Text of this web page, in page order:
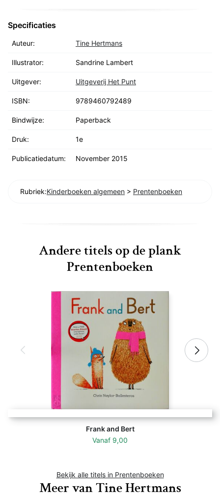
Specificaties
Auteur: Tine Hertmans
Illustrator: Sandrine Lambert
Uitgever: Uitgeverij Het Punt
ISBN: 9789460792489
Bindwijze: Paperback
Druk: 1e
Publicatiedatum: November 2015
Rubriek:Kinderboeken algemeen > Prentenboeken
Andere titels op de plank
Prentenboeken
Frank and Bert
Vanaf 9,00
Bekijk alle titels in Prentenboeken
Meer van Tine Hertmans